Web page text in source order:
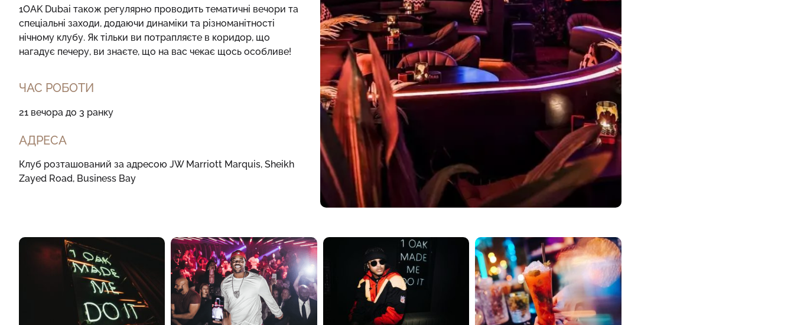
1OAK Dubai також регулярно проводить тематичні вечори та
спеціальні заходи, додаючи динаміки та різноманітності
нічному клубу. Як тільки ви потрапляєте в коридор, що
нагадує печеру, ви знаєте, що на вас чекає щось особливе!
ЧАС РОБОТИ
21 вечора до 3 ранку
АДРЕСА
Клуб розташований за адресою JW Marriott Marquis, Sheikh
Zayed Road, Business Bay